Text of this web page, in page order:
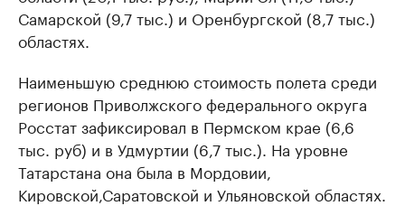
Самарской (9,7 тыс.) и Оренбургской (8,7 тыс.)
областях.
Наименьшую среднюю стоимость полета среди
регионов Приволжского федерального округа
Росстат зафиксировал в Пермском крае (6,6
тыс. руб) и в Удмуртии (6,7 тыс.). На уровне
Татарстана она была в Мордовии,
Кировской,Саратовской и Ульяновской областях.